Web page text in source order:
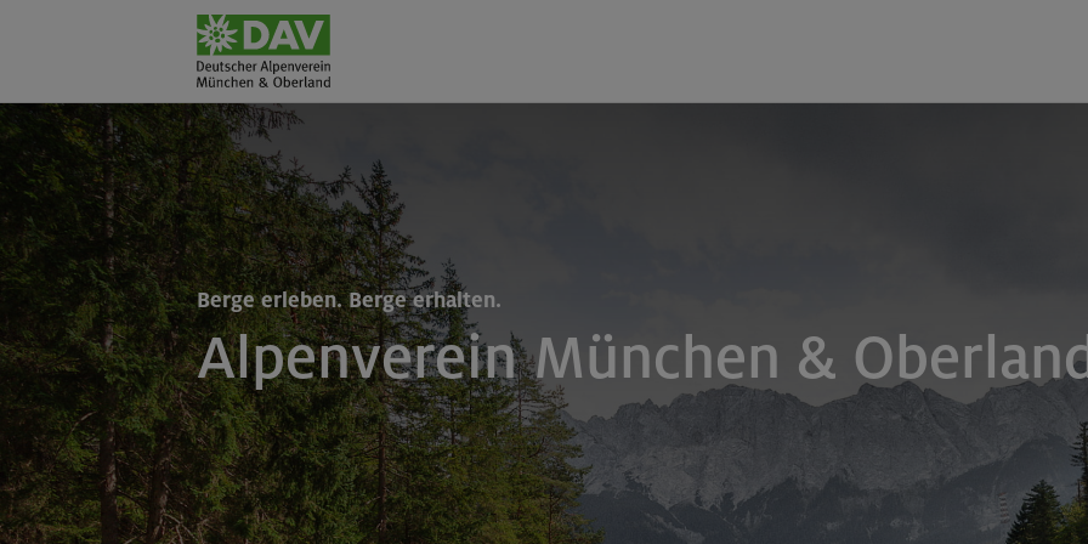
Alpenverein München &
Berge erleben. Berge erhalten.